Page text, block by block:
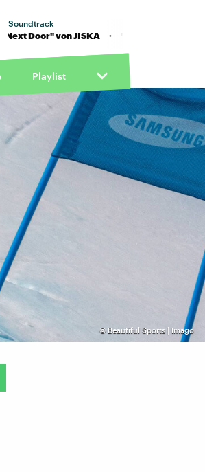
Soundtrack
JISKA · "Girl Next Door" von JISKA
Playlist
© Beautiful Sports | Imago